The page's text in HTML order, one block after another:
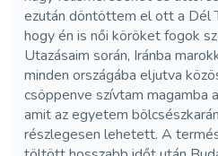
ezután döntöttem el ott a Dél
hogy én is női köröket fogok
Utazásaim során, Iránba
minden országába eljutva
csöppenve szívtam magamba
amit az egyetem
részlegesen lehetett. A